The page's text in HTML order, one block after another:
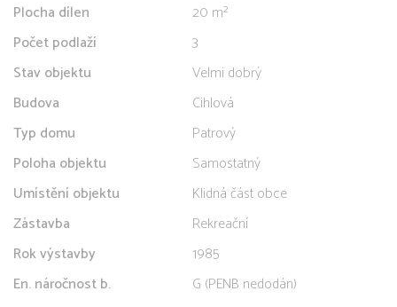
Plocha dílen
20 m²
Počet podlaží
3
Stav objektu
Velmi dobrý
Budova
Cihlová
Typ domu
Patrový
Poloha objektu
Samostatný
Umístění objektu
Klidná část obce
Zástavba
Rekreační
Rok výstavby
1985
En. náročnost b.
G (PENB nedodán)